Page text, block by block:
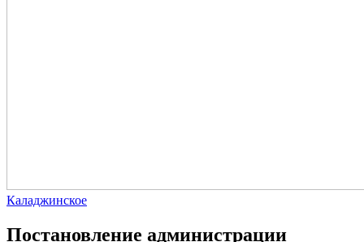
Каладжинское
Постановление администрации